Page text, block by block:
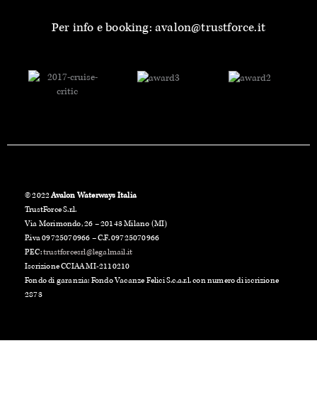
Per info e booking: avalon@trustforce.it
© 2022Avalon Waterways Italia
TrustForce S.r.l.
Via Morimondo, 26 – 20143 Milano (MI)
P.iva 09725070966 – C.F. 09725070966
PEC:trustforcesrl@legalmail.it
Iscrizione CCIAA MI-2110210
Fondo di garanzia: Fondo Vacanze Felici S.c.a.r.l. con numero di iscrizione
2873